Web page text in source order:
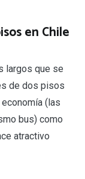
en Chile
largos que se
de dos pisos
(las
bus) como
atractivo